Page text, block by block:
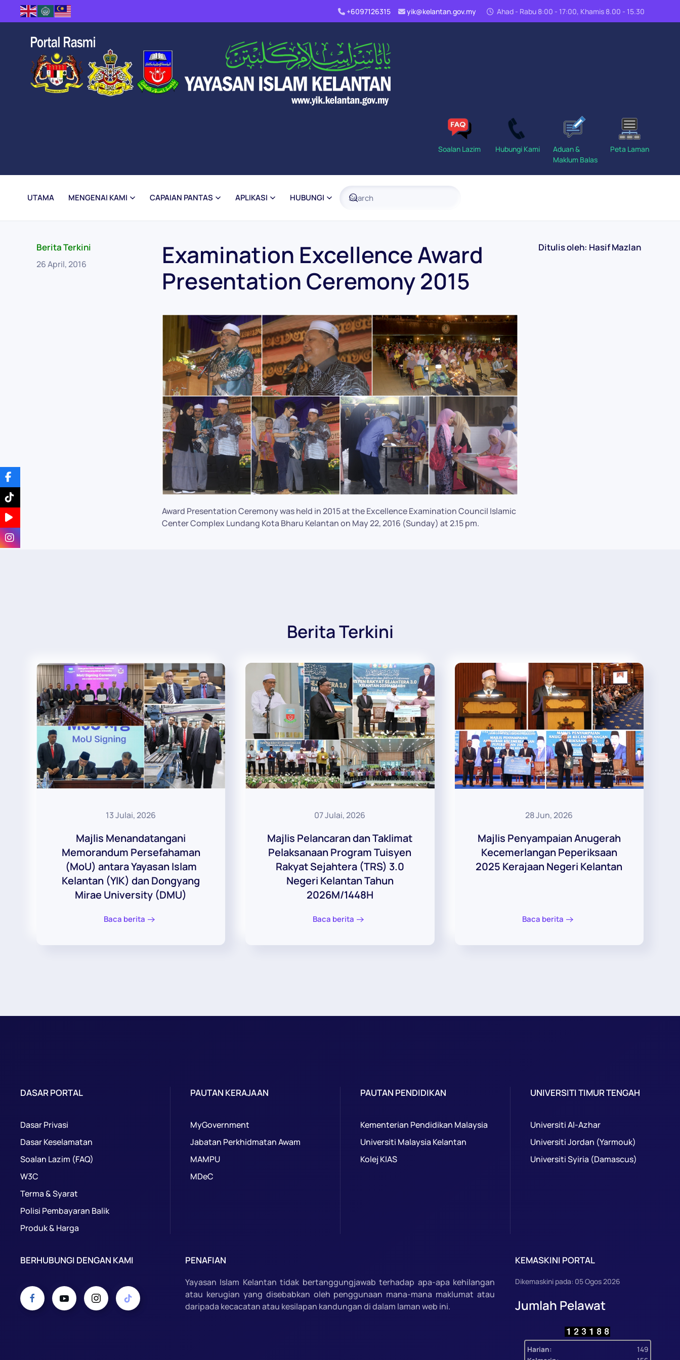
+6097126315 yik@kelantan.gov.my Ahad - Rabu 8:00 - 17:00, Khamis 8.00 - 15.30
Soalan Lazim Hubungi Kami
Aduan &
Maklum Balas
Peta Laman
UTAMA MENGENAI KAMI CAPAIAN PANTAS APLIKASI HUBUNGI
Berita Terkini
26 April, 2016
Examination Excellence Award
Presentation Ceremony 2015
Award Presentation Ceremony was held in 2015 at the Excellence Examination Council Islamic
Center Complex Lundang Kota Bharu Kelantan on May 22, 2016 (Sunday) at 2.15 pm.
Ditulis oleh: Hasif Mazlan
Berita Terkini
13 Julai, 2026
Majlis Menandatangani
Memorandum Persefahaman
(MoU) antara Yayasan Islam
Kelantan (YIK) dan Dongyang
Mirae University (DMU)
Baca berita
07 Julai, 2026
Majlis Pelancaran dan Taklimat
Pelaksanaan Program Tuisyen
Rakyat Sejahtera (TRS) 3.0
Negeri Kelantan Tahun
2026M/1448H
Baca berita
28 Jun, 2026
Majlis Penyampaian Anugerah
Kecemerlangan Peperiksaan
2025 Kerajaan Negeri Kelantan
Baca berita
DASAR PORTAL
Dasar Privasi
Dasar Keselamatan
Soalan Lazim (FAQ)
W3C
Terma & Syarat
Polisi Pembayaran Balik
Produk & Harga
PAUTAN KERAJAAN
MyGovernment
Jabatan Perkhidmatan Awam
MAMPU
MDeC
PAUTAN PENDIDIKAN
Kementerian Pendidikan Malaysia
Universiti Malaysia Kelantan
Kolej KIAS
UNIVERSITI TIMUR TENGAH
Universiti Al-Azhar
Universiti Jordan (Yarmouk)
Universiti Syiria (Damascus)
BERHUBUNGI DENGAN KAMI PENAFIAN
Yayasan Islam Kelantan tidak bertanggungjawab terhadap apa-apa kehilangan
atau kerugian yang disebabkan oleh penggunaan mana-mana maklumat atau
daripada kecacatan atau kesilapan kandungan di dalam laman web ini.
KEMASKINI PORTAL
Dikemaskini pada: 05 Ogos 2026
Jumlah Pelawat
Harian:
149